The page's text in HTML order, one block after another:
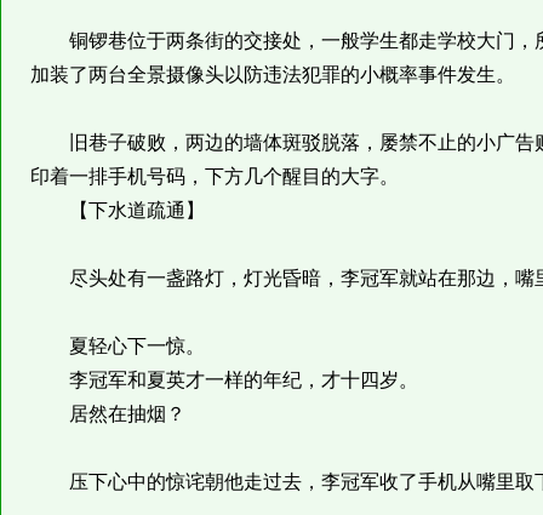
铜锣巷位于两条街的交接处，一般学生都走学校大门，
加装了两台全景摄像头以防违法犯罪的小概率事件发生。
旧巷子破败，两边的墙体斑驳脱落，屡禁不止的小广告
印着一排手机号码，下方几个醒目的大字。
【下水道疏通】
尽头处有一盏路灯，灯光昏暗，李冠军就站在那边，嘴
夏轻心下一惊。
李冠军和夏英才一样的年纪，才十四岁。
居然在抽烟？
压下心中的惊诧朝他走过去，李冠军收了手机从嘴里取